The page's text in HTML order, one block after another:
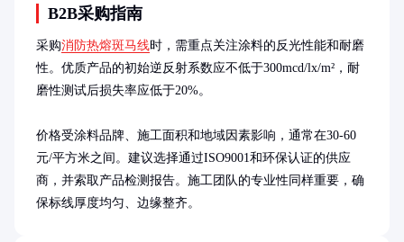
B2B采购指南
采购消防热熔斑马线时，需重点关注涂料的反光性能和耐磨
性。优质产品的初始逆反射系数应不低于300mcd/lx/m²，耐
磨性测试后损失率应低于20%。
价格受涂料品牌、施工面积和地域因素影响，通常在30-60
元/平方米之间。建议选择通过ISO9001和环保认证的供应
商，并索取产品检测报告。施工团队的专业性同样重要，确
保标线厚度均匀、边缘整齐。